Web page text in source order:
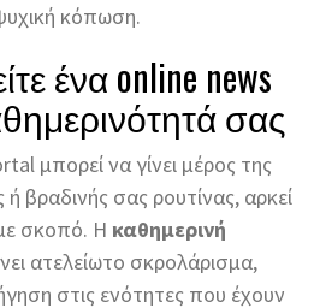
κόπωση.
ένα online news
σας
μπορεί να γίνει μέρος της
βραδινής σας ρουτίνας, αρκεί
σκοπό. Η καθημερινή
ατελείωτο σκρολάρισμα,
στις ενότητες που έχουν